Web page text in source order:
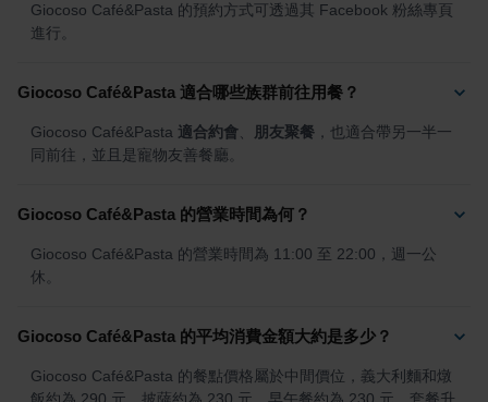
Giocoso Café&Pasta 的預約方式可透過其 Facebook 粉絲專頁
進行。
Giocoso Café&Pasta 適合哪些族群前往用餐？
Giocoso Café&Pasta 適合約會 朋友聚餐 ，也適合帶另一半一
同前往，並且是寵物友善餐廳。
Giocoso Café&Pasta 的營業時間為何？
Giocoso Café&Pasta 的營業時間為 11:00 至 22:00，週一公
休。
Giocoso Café&Pasta 的平均消費金額大約是多少？
Giocoso Café&Pasta 的餐點價格屬於中間價位，義大利麵和燉